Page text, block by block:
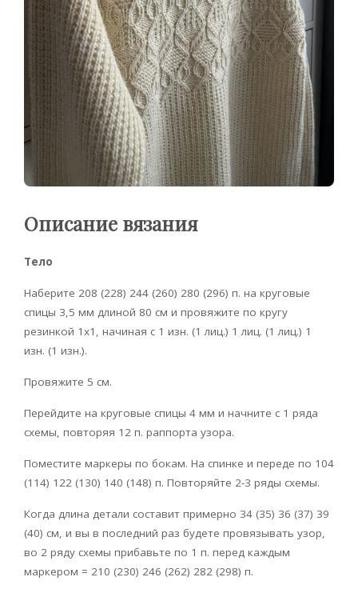
Описание вязания
Тело
Наберите 208 (228) 244 (260) 280 (296) п. на круговые
спицы 3,5 мм длиной 80 см и провяжите по кругу
резинкой 1х1, начиная с 1 изн. (1 лиц.) 1 лиц. (1 лиц.) 1
изн. (1 изн.).
Провяжите 5 см.
Перейдите на круговые спицы 4 мм и начните с 1 ряда
схемы, повторяя 12 п. раппорта узора.
Поместите маркеры по бокам. На спинке и переде по 104
(114) 122 (130) 140 (148) п. Повторяйте 2-3 ряды схемы.
Когда длина детали составит примерно 34 (35) 36 (37) 39
(40) см, и вы в последний раз будете провязывать узор,
во 2 ряду схемы прибавьте по 1 п. перед каждым
маркером = 210 (230) 246 (262) 282 (298) п.